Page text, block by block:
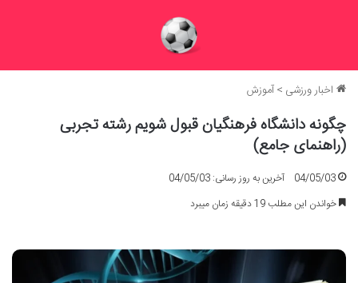
اخبار ورزشی >آموزش
چگونه دانشگاه فرهنگیان قبول شویم رشته تجربی
(راهنمای جامع)
04/05/03
آخرین به روز رسانی: 04/05/03
خواندن این مطلب 19 دقیقه زمان میبرد